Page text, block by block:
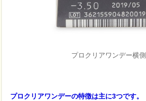
プロクリアワンデー横側
プロクリアワンデーの特徴は主に3つです。